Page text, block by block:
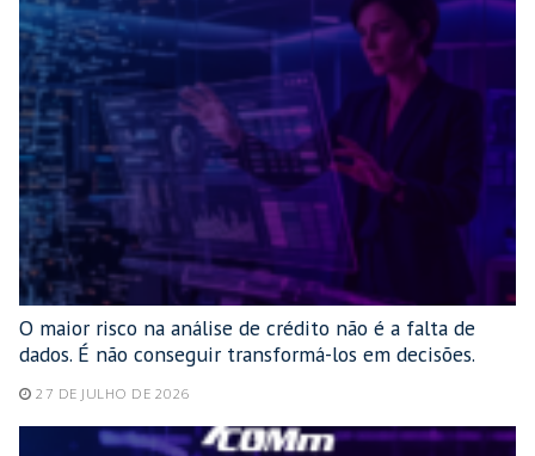
O maior risco na análise de crédito não é a falta de
dados. É não conseguir transformá-los em decisões.
27 DE JULHO DE 2026